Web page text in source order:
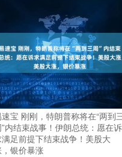
宝 刚刚，特朗普称将在“两到
”内结束战事！伊朗总统：愿在诉
满足前提下结束战争！美股大
，银价暴涨